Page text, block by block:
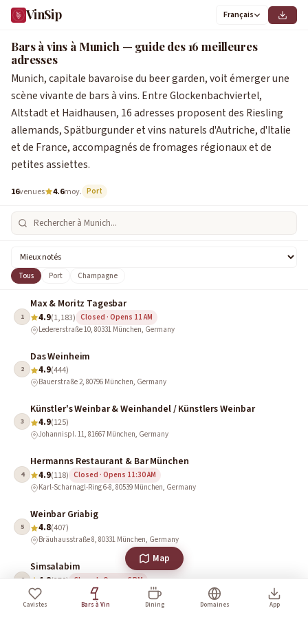
VinSip Français
Bars à vins à Munich — guide des 16 meilleures
adresses
Munich, capitale bavaroise du beer garden, voit émerger une
scène vivante de bars à vins. Entre Glockenbachviertel,
Altstadt et Haidhausen, 16 adresses proposent des Riesling
allemands, Spätburgunder et vins naturels d'Autriche, d'Italie
et de France, accompagnés de fromages régionaux et de
petites assiettes.
16venues 4.6moy. Port
Tous Port Champagne
1
Max & Moritz Tagesbar
4.9(1,183) Closed · Opens 11 AM
Ledererstraße 10, 80331 München, Germany
2
Das Weinheim
4.9(444)
Bauerstraße 2, 80796 München, Germany
3
Künstler's Weinbar & Weinhandel / Künstlers Weinbar
4.9(125)
Johannispl. 11, 81667 München, Germany
4
Hermanns Restaurant & Bar München
4.9(118) Closed · Opens 11:30 AM
Karl-Scharnagl-Ring 6-8, 80539 München, Germany
5
Weinbar Griabig
4.8(407)
Bräuhausstraße 8, 80331 München, Germany
6
Simsalabim
4.8(270) Closed · Opens 6 PM
Marienstraße 18, 80331 München, Germany
Cavistes Bars à Vin Dining Domaines App
Map